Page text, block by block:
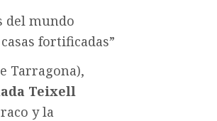
del mundo
fortificadas”
Tarragona),
Teixell
y la